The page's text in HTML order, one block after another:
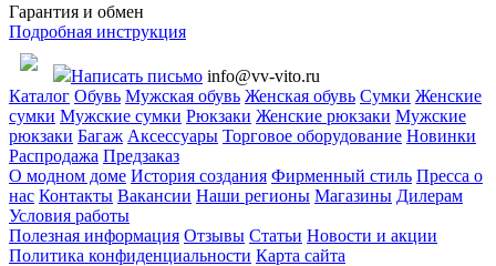
Гарантия и обмен
Подробная инструкция
Написать письмо info@vv-vito.ru
Каталог Обувь Мужская обувь Женская обувь Сумки Женские
сумки Мужские сумки Рюкзаки Женские рюкзаки Мужские
рюкзаки Багаж Аксессуары Торговое оборудование Новинки
Распродажа Предзаказ
О модном доме История создания Фирменный стиль Пресса о
нас Контакты Вакансии Наши регионы Магазины Дилерам
Условия работы
Полезная информация Отзывы Статьи Новости и акции
Политика конфиденциальности Карта сайта